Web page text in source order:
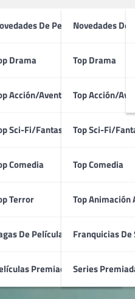
De Películas
Drama
Acción/Aventura
Sci-Fi/Fantasía
Comedia
Terror
De Películas
Premiadas
Novedades De
Top Drama
Top Acción/
Top Sci-Fi/
Top Comedia
Top Animación
Franquicias De
Series
Audrey Hepburn
actrices más elegantes y
convirtiéndose en un